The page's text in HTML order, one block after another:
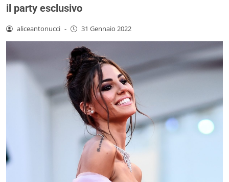
il party esclusivo
aliceantonucci - 31 Gennaio 2022